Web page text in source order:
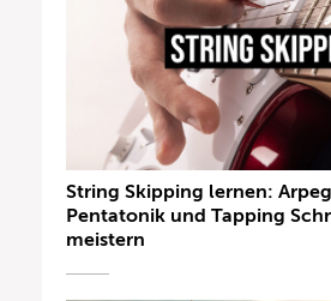
String Skipping lernen:
Pentatonik und Tapping
meistern